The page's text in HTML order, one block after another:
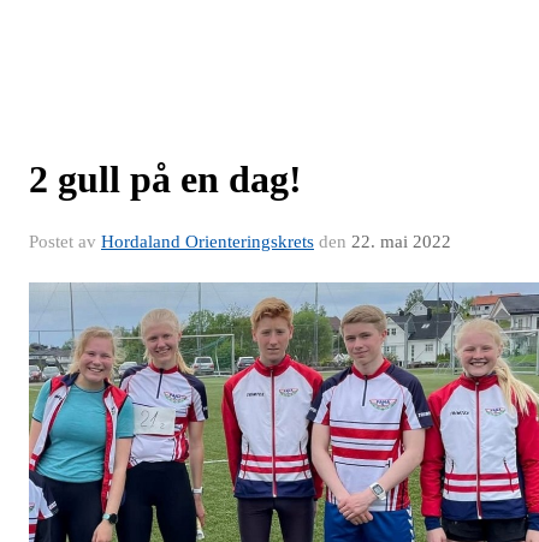
2 gull på en dag!
Postet av Hordaland Orienteringskrets den 22. mai 2022